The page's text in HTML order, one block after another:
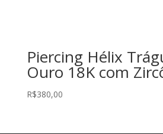
Piercing Hélix
Ouro 18K com
R$380,00